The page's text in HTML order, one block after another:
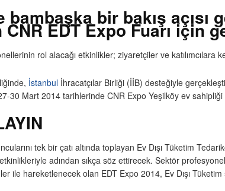
bambaşka bir bakış
EDT Expo Fuarı için
rol alacağı etkinlikler; ziyaretçiler ve katılımcılara
İstanbul İhracatçılar Birliği (İİB) desteğiyle
30 Mart 2014 tarihlerinde CNR Expo Yeşilköy ev
tek bir çatı altında toplayan Ev Dışı Tüketim
adından sıkça söz ettirecek. Sektör
ile hareketlenecek olan EDT Expo 2014, Ev Dışı